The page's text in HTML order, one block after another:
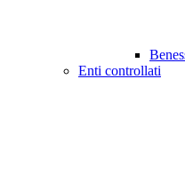
Enti controllati